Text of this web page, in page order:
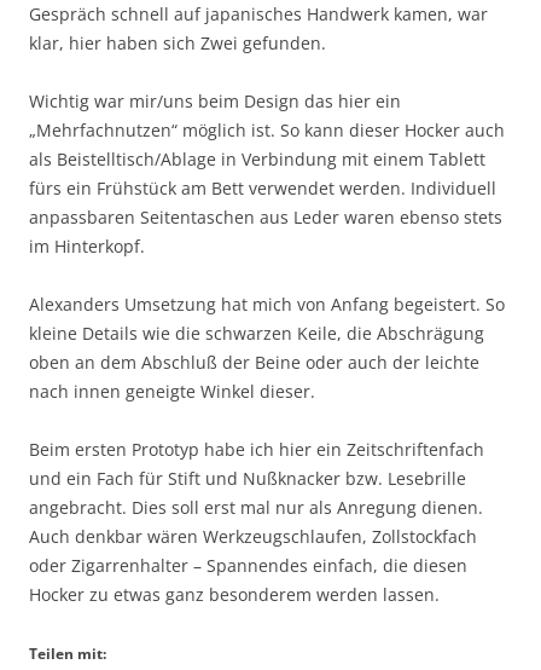
Gespräch schnell auf japanisches Handwerk kamen, war
klar, hier haben sich Zwei gefunden.
Wichtig war mir/uns beim Design das hier ein
„Mehrfachnutzen“ möglich ist. So kann dieser Hocker auch
als Beistelltisch/Ablage in Verbindung mit einem Tablett
fürs ein Frühstück am Bett verwendet werden. Individuell
anpassbaren Seitentaschen aus Leder waren ebenso stets
im Hinterkopf.
Alexanders Umsetzung hat mich von Anfang begeistert. So
kleine Details wie die schwarzen Keile, die Abschrägung
oben an dem Abschluß der Beine oder auch der leichte
nach innen geneigte Winkel dieser.
Beim ersten Prototyp habe ich hier ein Zeitschriftenfach
und ein Fach für Stift und Nußknacker bzw. Lesebrille
angebracht. Dies soll erst mal nur als Anregung dienen.
Auch denkbar wären Werkzeugschlaufen, Zollstockfach
oder Zigarrenhalter – Spannendes einfach, die diesen
Hocker zu etwas ganz besonderem werden lassen.
Teilen mit: